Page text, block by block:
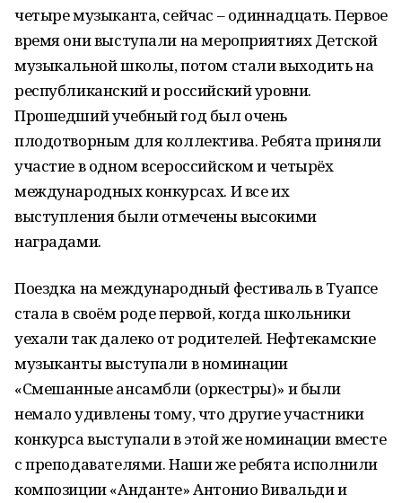
четыре музыканта, сейчас – одиннадцать. Первое
время они выступали на мероприятиях Детской
музыкальной школы, потом стали выходить на
республиканский и российский уровни.
Прошедший учебный год был очень
плодотворным для коллектива. Ребята приняли
участие в одном всероссийском и четырёх
международных конкурсах. И все их
выступления были отмечены высокими
наградами.
Поездка на международный фестиваль в Туапсе
стала в своём роде первой, когда школьники
уехали так далеко от родителей. Нефтекамские
музыканты выступали в номинации
«Смешанные ансамбли (оркестры)» и были
немало удивлены тому, что другие участники
конкурса выступали в этой же номинации вместе
с преподавателями. Наши же ребята исполнили
композиции «Анданте» Антонио Вивальди и